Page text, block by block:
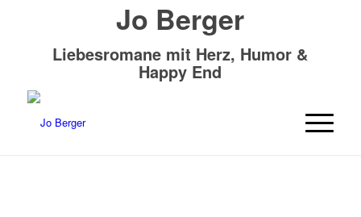
Jo Berger
Liebesromane mit Herz, Humor &
Happy End